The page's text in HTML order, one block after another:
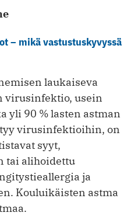
– mikä vastustuskyvyssä
laukaiseva
virusinfektio, usein
yli 90 % lasten astman
virusinfektioihin, on
syyt,
tai alihoidettu
ja
Kouluikäisten astma